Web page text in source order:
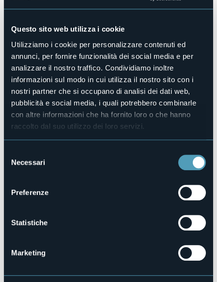
Questo sito web utilizza i cookie
Utilizziamo i cookie per personalizzare contenuti ed
annunci, per fornire funzionalità dei social media e per
analizzare il nostro traffico. Condividiamo inoltre
informazioni sul modo in cui utilizza il nostro sito con i
nostri partner che si occupano di analisi dei dati web,
pubblicità e social media, i quali potrebbero combinarle
con altre informazioni che ha fornito loro o che hanno
raccolto dal suo utilizzo dei loro servizi.
delNecessari
Preferenze
Statistiche
Marketing
Laghi - ph: Marco Benedetto Cerini
Organizzatore
Coro Monterosa
Luogo dell'evento
Chiesa dei Ss. Maria Assunta e Giuseppe
prolocomacugnaga1@gmail.com
Sito web
https://macugnaga-
monterosa.com/eventi/3563233/concerto-estivo-coro-